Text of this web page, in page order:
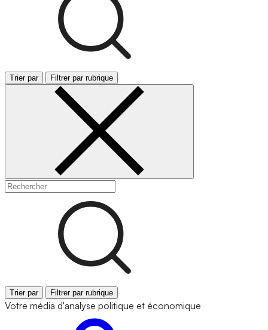
Trier par Filtrer par rubrique
Trier par Filtrer par rubrique
Votre média d'analyse politique et économique